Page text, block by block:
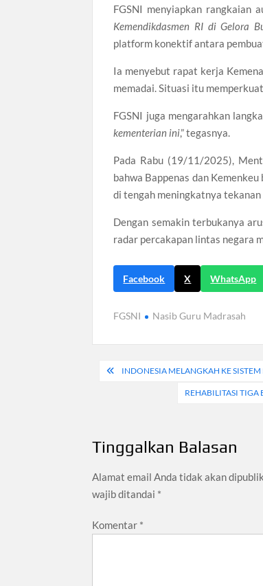
FGSNI menyiapkan rangkaian
Kemendikdasmen RI di Gelora
platform konektif antara
Ia menyebut rapat kerja
memadai. Situasi itu
FGSNI juga mengarahkan
kementerian ini,” tegasnya.
Pada Rabu (19/11/2025),
bahwa Bappenas dan
di tengah meningkatnya
Dengan semakin terbukanya
radar percakapan lintas negara
Facebook X WhatsApp
FGSNI Nasib Guru Madrasah
Navigasi
INDONESIA MELANGKAH KE
REHABILITASI TIGA
Tinggalkan Balasan
Alamat email Anda tidak akan
wajib ditandai *
Komentar *